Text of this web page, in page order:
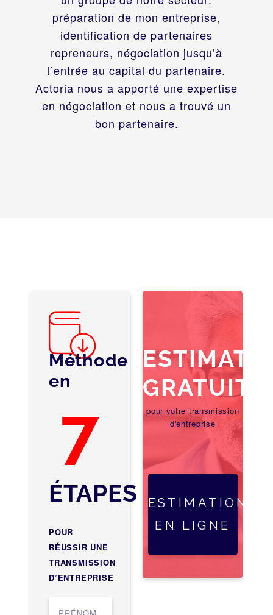
préparation de mon entreprise,
identification de partenaires
repreneurs, négociation jusqu’à
l’entrée au capital du partenaire.
Actoria nous a apporté une expertise
en négociation et nous a trouvé un
bon partenaire.
Méthode
en
7
ÉTAPES
POUR
RÉUSSIR UNE
TRANSMISSION
D’ENTREPRISE
GRATUITE
pour votre transmission
d'entreprise
ESTIMATION
EN LIGNE